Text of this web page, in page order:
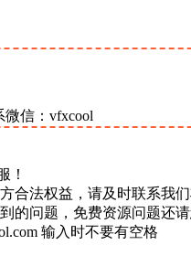
信：vfxcool
！
合法权益，请及时联系我们
的问题，免费资源问题还
输入时不要有空格